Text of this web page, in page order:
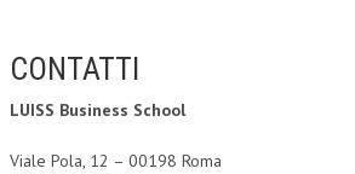
CONTATTI
LUISS Business School
Viale Pola, 12 – 00198 Roma